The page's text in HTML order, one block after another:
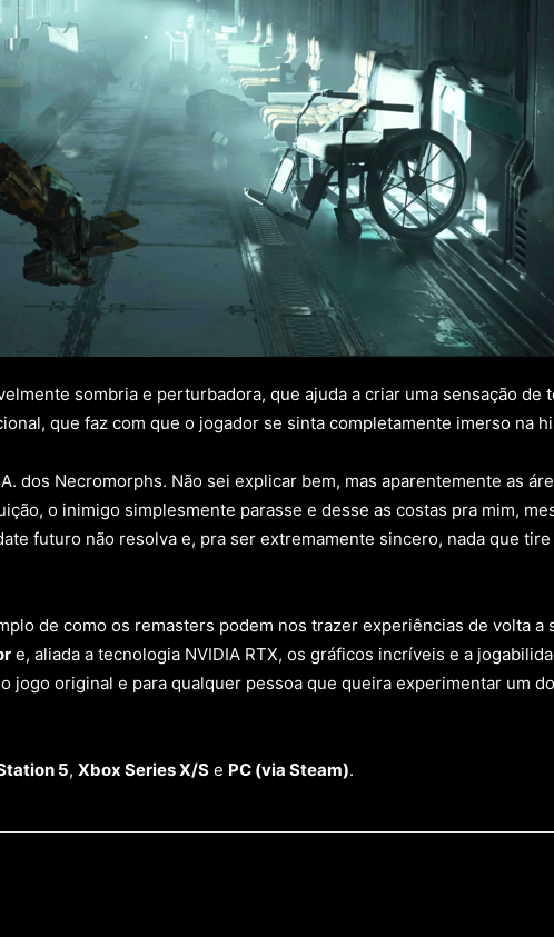
sombria e perturbadora, que ajuda a criar uma sensação de
que faz com que o jogador se sinta completamente imerso na
dos Necromorphs. Não sei explicar bem, mas aparentemente as
o inimigo simplesmente parasse e desse as costas pra mim,
futuro não resolva e, pra ser extremamente sincero, nada que
de como os remasters podem nos trazer experiências de volta
e, aliada a tecnologia NVIDIA RTX, os gráficos incríveis e a
jogo original e para qualquer pessoa que queira experimentar um
5, Xbox Series X/S e PC (via Steam).